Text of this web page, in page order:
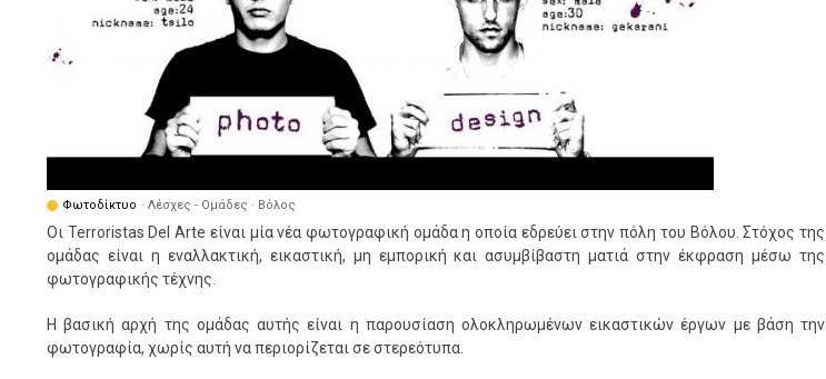
Φωτοδίκτυο · Λέσχες - Ομάδες · Βόλος
Οι Terroristas Del Arte είναι μία νέα φωτογραφική ομάδα η οποία εδρεύει στην πόλη του Βόλου. Στόχος της
ομάδας είναι η εναλλακτική, εικαστική, μη εμπορική και ασυμβίβαστη ματιά στην έκφραση μέσω της
φωτογραφικής τέχνης.
Η βασική αρχή της ομάδας αυτής είναι η παρουσίαση ολοκληρωμένων εικαστικών έργων με βάση την
φωτογραφία, χωρίς αυτή να περιορίζεται σε στερεότυπα.